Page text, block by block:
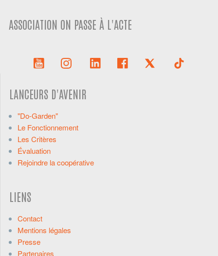
ASSOCIATION ON PASSE À L'ACTE
LANCEURS D'AVENIR
"Do-Garden"
Le Fonctionnement
Les Critères
Évaluation
Rejoindre la coopérative
LIENS
Contact
Mentions légales
Presse
Partenaires